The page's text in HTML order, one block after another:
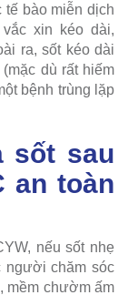
tế bào miễn dịch
xin kéo dài,
ra, sốt kéo dài
dù rất hiếm
bệnh trùng lặp
sốt sau
an toàn
nếu sốt nhẹ
người chăm sóc
mềm chườm ấm